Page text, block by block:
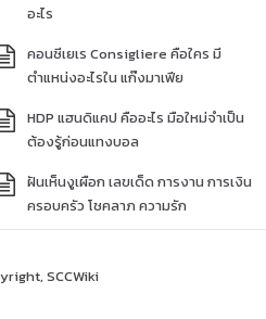
อะไร
คอนซีเยเร Consigliere คือใคร มี
ตำแหน่งอะไรใน แก๊งมาเฟีย
HDP แฮนดิแคป คืออะไร มือใหม่จำเป็น
ต้องรู้ก่อนแทงบอล
ฝันเห็นงูเผือก เลขเด็ด การงาน การเงิน
ครอบครัว โชคลาภ ความรัก
SCCWiki